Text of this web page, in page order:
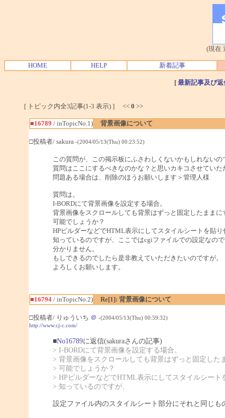
(現在
HOME HELP 新着記事
[ 最新記事及び
[ トピック内全3記事(1-3 表示) ] << 0 >>
■16789 / inTopicNo.1) 背景画像について
□投稿者/ sakura -(2004/05/13(Thu) 00:23:52)
この質問が、この掲示板にふさわしくないかもしれないの
質問はここにするべきなのかな？と思いカキコさせていた
問題ある場合は、削除のほうお願いします＞管理人様
質問は。
I-BORDにて背景画像を設定する場合。
背景画像をスクロールしても背景はずっと固定したままに
可能でしょうか？
HPビルダーなどでHTML表示にしてスタイルシートを貼り
知っているのですが、ここではcgiファイルでの設定なの
分かりません。
もしできるのでしたら是非教えていただきたいのですが。
よろしくお願いします。
■16794/ inTopicNo.2) Re[1]: 背景画像について
□投稿者/ りゅういち ＠ -(2004/05/13(Thu) 00:59:32)
http://www.cj-c.com/
■No16789に返信(sakuraさんの記事)
> I-BORDにて背景画像を設定する場合。
> 背景画像をスクロールしても背景はずっと固定した
> 可能でしょうか？
> HPビルダーなどでHTML表示にしてスタイルシート
> 知っているのですが、
設定ファイル内のスタイルシート部分にそれと同じも